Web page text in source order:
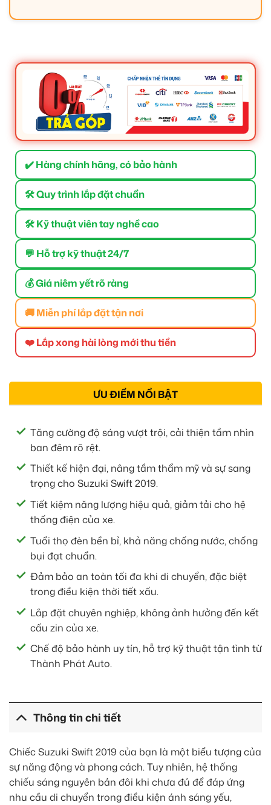
✔️ Hàng chính hãng, có bảo hành
🛠 Quy trình lắp đặt chuẩn
🛠 Kỹ thuật viên tay nghề cao
💬 Hỗ trợ kỹ thuật 24/7
💰 Giá niêm yết rõ ràng
🚚 Miễn phí lắp đặt tận nơi
❤️ Lắp xong hài lòng mới thu tiền
ƯU ĐIỂM NỔI BẬT
Tăng cường độ sáng vượt trội, cải thiện tầm nhìn
ban đêm rõ rệt.
Thiết kế hiện đại, nâng tầm thẩm mỹ và sự sang
trọng cho Suzuki Swift 2019.
Tiết kiệm năng lượng hiệu quả, giảm tải cho hệ
thống điện của xe.
Tuổi thọ đèn bền bỉ, khả năng chống nước, chống
bụi đạt chuẩn.
Đảm bảo an toàn tối đa khi di chuyển, đặc biệt
trong điều kiện thời tiết xấu.
Lắp đặt chuyên nghiệp, không ảnh hưởng đến kết
cấu zin của xe.
Chế độ bảo hành uy tín, hỗ trợ kỹ thuật tận tình từ
Thành Phát Auto.
Thông tin chi tiết
Chiếc Suzuki Swift 2019 của bạn là một biểu tượng của
sự năng động và phong cách. Tuy nhiên, hệ thống
chiếu sáng nguyên bản đôi khi chưa đủ để đáp ứng
nhu cầu di chuyển trong điều kiện ánh sáng yếu,